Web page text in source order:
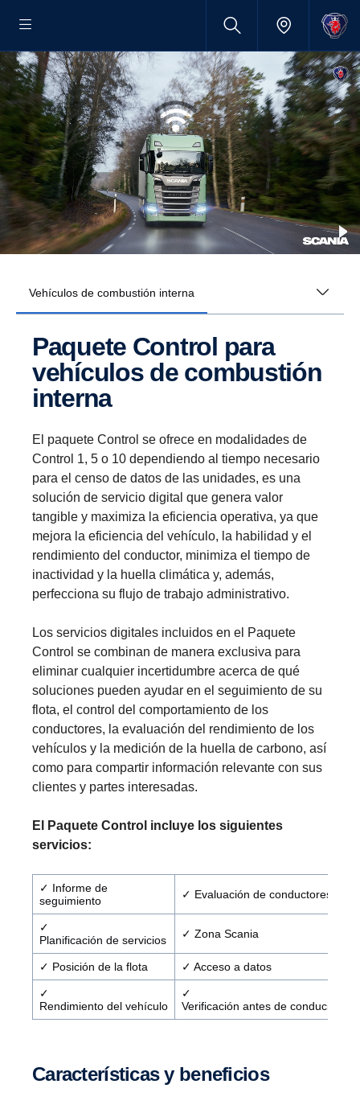
Vehículos de combustión interna
Paquete Control para
vehículos de combustión
interna
El paquete Control se ofrece en modalidades de
Control 1, 5 o 10 dependiendo al tiempo necesario
para el censo de datos de las unidades, es una
solución de servicio digital que genera valor
tangible y maximiza la eficiencia operativa, ya que
mejora la eficiencia del vehículo, la habilidad y el
rendimiento del conductor, minimiza el tiempo de
inactividad y la huella climática y, además,
perfecciona su flujo de trabajo administrativo.
Los servicios digitales incluidos en el Paquete
Control se combinan de manera exclusiva para
eliminar cualquier incertidumbre acerca de qué
soluciones pueden ayudar en el seguimiento de su
flota, el control del comportamiento de los
conductores, la evaluación del rendimiento de los
vehículos y la medición de la huella de carbono, así
como para compartir información relevante con sus
clientes y partes interesadas.
El Paquete Control incluye los siguientes
servicios:
✓ Informe de
seguimiento
✓ Evaluación de conductores
✓
Planificación de servicios
✓ Zona Scania
✓ Posición de la flota ✓ Acceso a datos
✓
Rendimiento del vehículo
✓
Verificación antes de conducir
Características y beneficios